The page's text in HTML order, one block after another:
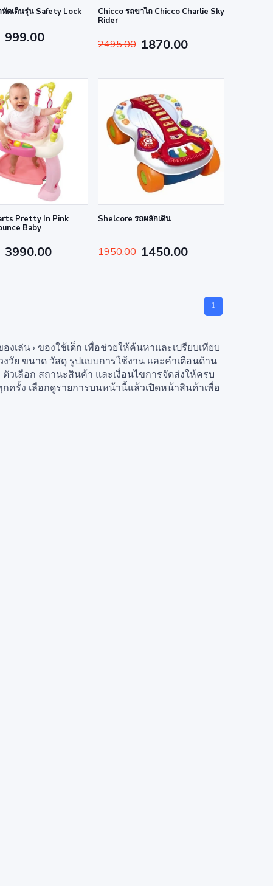
ดเดินรุ่น Safety Lock
999.00
Chicco รถขาไถ Chicco Charlie Sky
Rider
2495.00 1870.00
Pretty In Pink
Baby
3990.00
Shelcore รถผลักเดิน
1950.00 1450.00
1
ล่น › ของใช้เด็ก เพื่อช่วยให้ค้นหาและเปรียบเทียบ
วัย ขนาด วัสดุ รูปแบบการใช้งาน และคำเตือนด้าน
เลือก สถานะสินค้า และเงื่อนไขการจัดส่งให้ครบ
รั้ง เลือกดูรายการบนหน้านี้แล้วเปิดหน้าสินค้าเพื่อ